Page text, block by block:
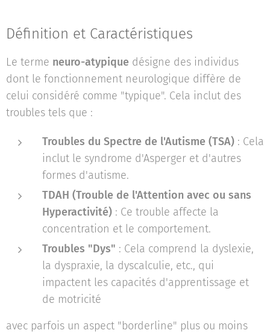
Définition et Caractéristiques
Le terme neuro-atypique désigne des individus
dont le fonctionnement neurologique diffère de
celui considéré comme "typique". Cela inclut des
troubles tels que :
Troubles du Spectre de l'Autisme (TSA) : Cela
inclut le syndrome d'Asperger et d'autres
formes d'autisme.
TDAH (Trouble de l'Attention avec ou sans
Hyperactivité) : Ce trouble affecte la
concentration et le comportement.
Troubles "Dys" : Cela comprend la dyslexie,
la dyspraxie, la dyscalculie, etc., qui
impactent les capacités d'apprentissage et
de motricité
avec parfois un aspect "borderline" plus ou moins